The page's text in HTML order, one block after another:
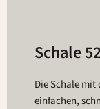
Schale
Die Schale mit
einfachen,